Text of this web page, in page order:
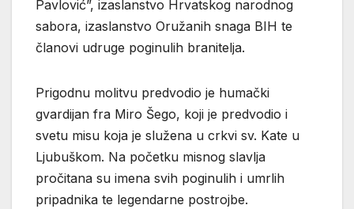
Pavlović”, izaslanstvo Hrvatskog narodnog
sabora, izaslanstvo Oružanih snaga BIH te
članovi udruge poginulih branitelja.
Prigodnu molitvu predvodio je humački
gvardijan fra Miro Šego, koji je predvodio i
svetu misu koja je služena u crkvi sv. Kate u
Ljubuškom. Na početku misnog slavlja
pročitana su imena svih poginulih i umrlih
pripadnika te legendarne postrojbe.